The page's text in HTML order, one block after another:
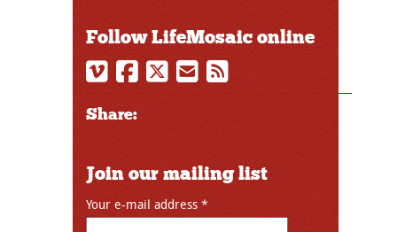
Follow LifeMosaic online
Share:
Join our mailing list
Your e-mail address *